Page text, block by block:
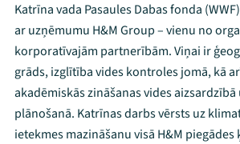
Katrīna vada Pasaules Dabas fonda
ar uzņēmumu H&M Group – vienu no
korporatīvajām partnerībām. Viņai ir
grāds, izglītība vides kontroles jomā, kā
akadēmiskās zināšanas vides
plānošanā. Katrīnas darbs vērsts uz
ietekmes mazināšanu visā H&M